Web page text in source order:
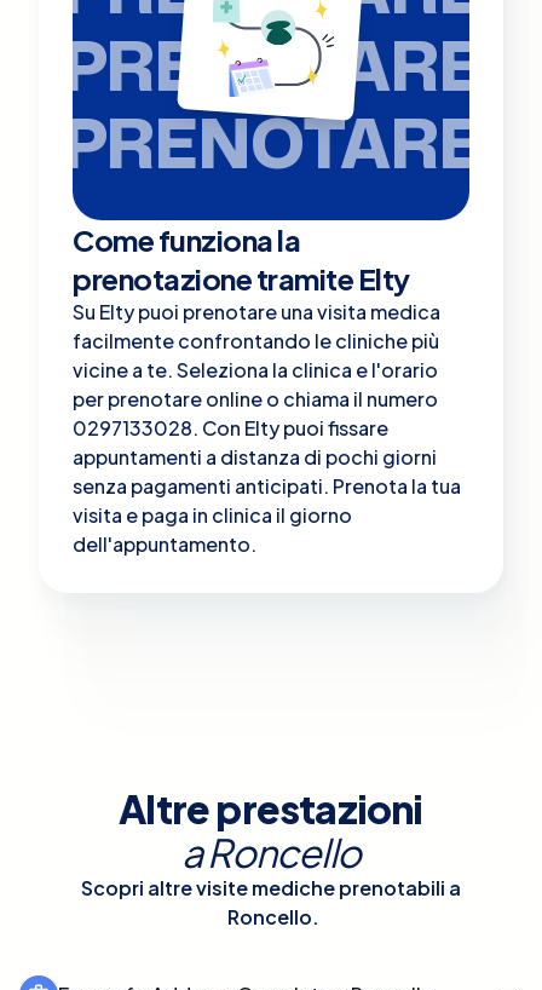
PRENOTARE
PRENOTARE
Come funziona la
prenotazione tramite Elty
Su Elty puoi prenotare una visita medica
facilmente confrontando le cliniche più
vicine a te. Seleziona la clinica e l'orario
per prenotare online o chiama il numero
0297133028. Con Elty puoi fissare
appuntamenti a distanza di pochi giorni
senza pagamenti anticipati. Prenota la tua
visita e paga in clinica il giorno
dell'appuntamento.
Altre prestazioni
aRoncello
Scopri altre visite mediche prenotabili a
Roncello.